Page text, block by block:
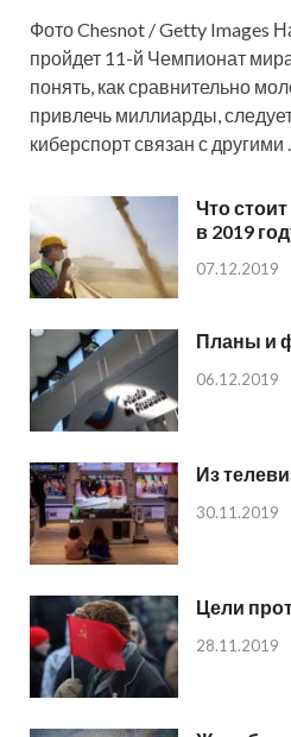
Фото Chesnot / Getty Images
пройдет 11-й Чемпионат
понять, как сравнительно
привлечь миллиарды,
киберспорт связан с другими …
Что
в 2019
07.12.2019
Планы и
06.12.2019
Из
30.11.2019
Цели
28.11.2019